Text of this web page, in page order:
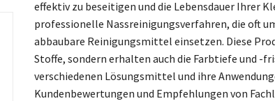
effektiv zu beseitigen und die Lebensdauer Ihrer
professionelle Nassreinigungsverfahren, die oft
abbaubare Reinigungsmittel einsetzen. Diese
Stoffe, sondern erhalten auch die Farbtiefe und -
verschiedenen Lösungsmittel und ihre
Kundenbewertungen und Empfehlungen von